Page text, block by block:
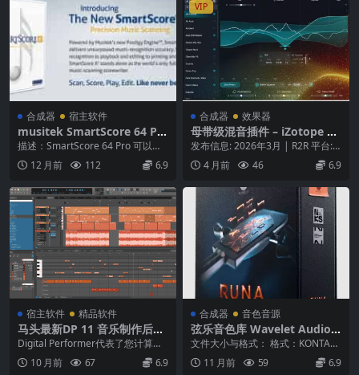
合成器 宿主软件
musitek SmartScore 64 Pr
ofessional Edition v11.6.11
3 WIN 乐谱扫描软件
描述：SmartScore 64 Pro 可以识
别乐谱，对部分或页数没有任何限
制...12 月前 112 6.9
VIP
合成器 效果器
母带级混音插件 – iZotope To
nal Balance Control 3 v3.0.
0-WiN MAC
发布信息: 2026年3月 | R2R 平台:
Windows / macOS ...
4 月前 46 6.9
宿主软件 精品软件
马头最新DP 11 音乐制作后期
混音宿主MOTU Digital Perf
ormer v11.35 WIN MAC
Digital Performer代表了您计算机
桌面上完整的工作室制作体验。录
制...10 月前 67 6.9
合成器 音色音源
弦乐音色库 Wavelet Audio R
una Elder Scoring Strings K
文件大小与格式： 格式：KONTAKT
大小：3.36 GB 插件简介： RUN...
11 月前 59 6.9